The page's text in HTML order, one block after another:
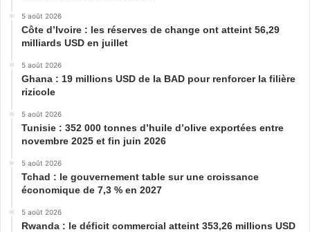
5 août 2026
Côte d’Ivoire : les réserves de change ont atteint 56,29
milliards USD en juillet
5 août 2026
Ghana : 19 millions USD de la BAD pour renforcer la filière
rizicole
5 août 2026
Tunisie : 352 000 tonnes d’huile d’olive exportées entre
novembre 2025 et fin juin 2026
5 août 2026
Tchad : le gouvernement table sur une croissance
économique de 7,3 % en 2027
5 août 2026
Rwanda : le déficit commercial atteint 353,26 millions USD